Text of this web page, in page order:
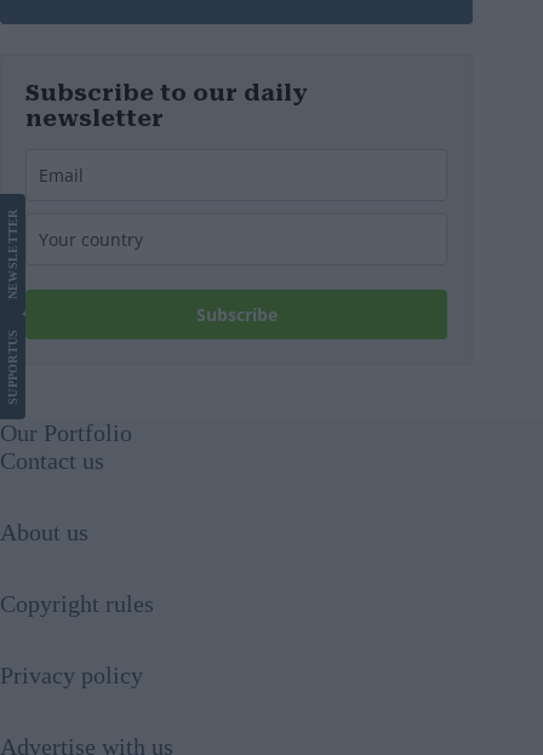
Subscribe to our daily
newsletter
Subscribe
SUPPORT
US
NEWS
LETTER
Our Portfolio
Contact us
About us
Copyright rules
Privacy policy
Advertise with us